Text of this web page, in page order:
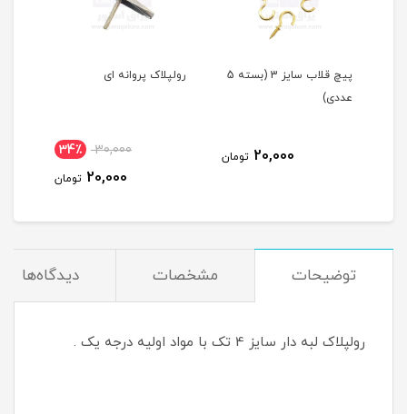
پیچ قلاب سایز 3 (بسته 5
عددی)
20,000 تومان
رولپلاک پروانه ای
30,000 34٪
20,000 تومان
توضیحات مشخصات دیدگاه‌ها
رولپلاک لبه دار سایز 4 تک با مواد اولیه درجه یک .